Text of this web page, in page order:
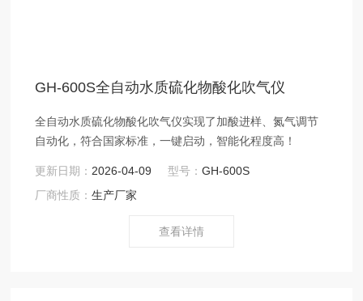
GH-600S全自动水质硫化物酸化吹气仪
全自动水质硫化物酸化吹气仪实现了加酸进样、氮气调节
自动化，符合国家标准，一键启动，智能化程度高！
更新日期： 2026-04-09 型号：GH-600S
厂商性质：生产厂家
查看详情